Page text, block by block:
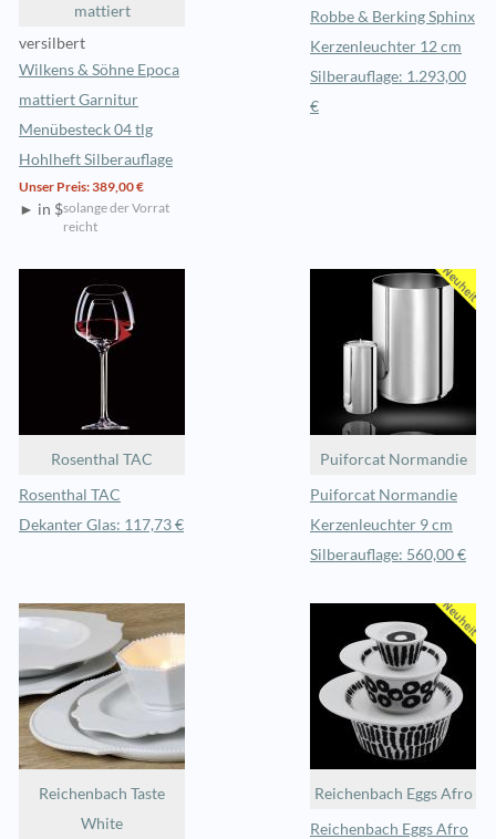
mattiert
versilbert
Wilkens & Söhne Epoca
mattiert Garnitur
Menübesteck 04 tlg
Hohlheft Silberauflage
Unser Preis: 389,00 €
► in $solange der Vorrat
reicht
Robbe & Berking Sphinx
Kerzenleuchter 12 cm
Silberauflage: 1.293,00
€
Rosenthal TAC
Rosenthal TAC
Dekanter Glas: 117,73 €
Puiforcat Normandie
Puiforcat Normandie
Kerzenleuchter 9 cm
Silberauflage: 560,00 €
Reichenbach Taste
White
Reichenbach Eggs Afro
Reichenbach Eggs Afro